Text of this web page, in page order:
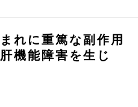
れに重篤な副作用
機能障害を生じ